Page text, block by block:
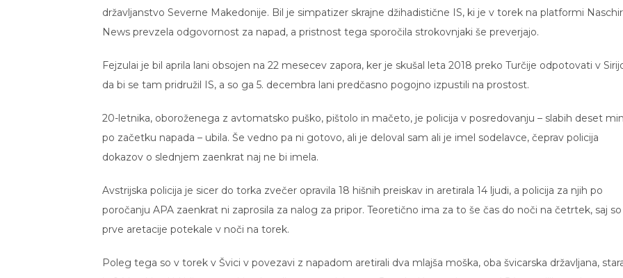
državljanstvo Severne Makedonije. Bil je simpatizer skrajne džihadistične IS, ki je v torek na platformi Naschir
News prevzela odgovornost za napad, a pristnost tega sporočila strokovnjaki še preverjajo.
Fejzulai je bil aprila lani obsojen na 22 mesecev zapora, ker je skušal leta 2018 preko Turčije odpotovati v
da bi se tam pridružil IS, a so ga 5. decembra lani predčasno pogojno izpustili na prostost.
20-letnika, oboroženega z avtomatsko puško, pištolo in mačeto, je policija v posredovanju – slabih deset
po začetku napada – ubila. Še vedno pa ni gotovo, ali je deloval sam ali je imel sodelavce, čeprav policija
dokazov o slednjem zaenkrat naj ne bi imela.
Avstrijska policija je sicer do torka zvečer opravila 18 hišnih preiskav in aretirala 14 ljudi, a policija za njih po
poročanju APA zaenkrat ni zaprosila za nalog za pripor. Teoretično ima za to še čas do noči na četrtek, saj so
prve aretacije potekale v noči na torek.
Poleg tega so v torek v Švici v povezavi z napadom aretirali dva mlajša moška, oba švicarska državljana,